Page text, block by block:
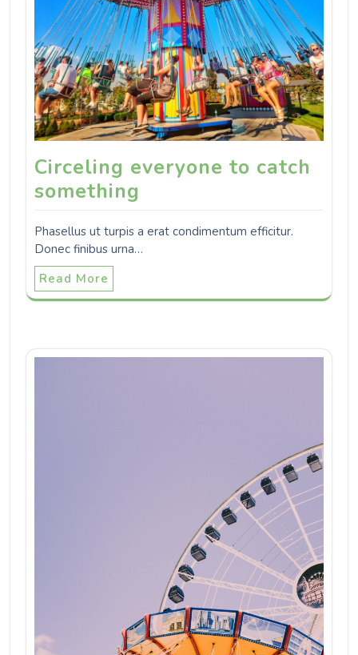
Circeling everyone to catch
something
Phasellus ut turpis a erat condimentum efficitur.
Donec finibus urna…
Read More